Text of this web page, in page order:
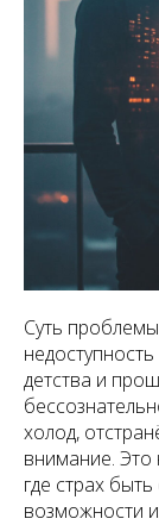
Суть
детства и
холод,
внимание. Это
где страх
возможности